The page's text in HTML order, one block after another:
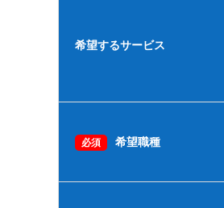
希望するサービス
必須 希望職種